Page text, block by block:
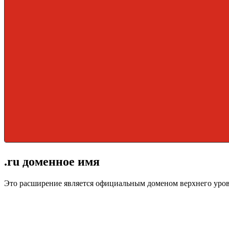
.ru доменное имя
Это расширение является официальным доменом верхнего